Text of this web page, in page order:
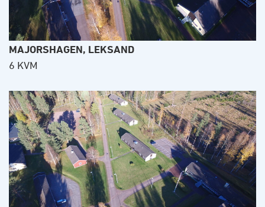
MAJORSHAGEN, LEKSAND
6 KVM